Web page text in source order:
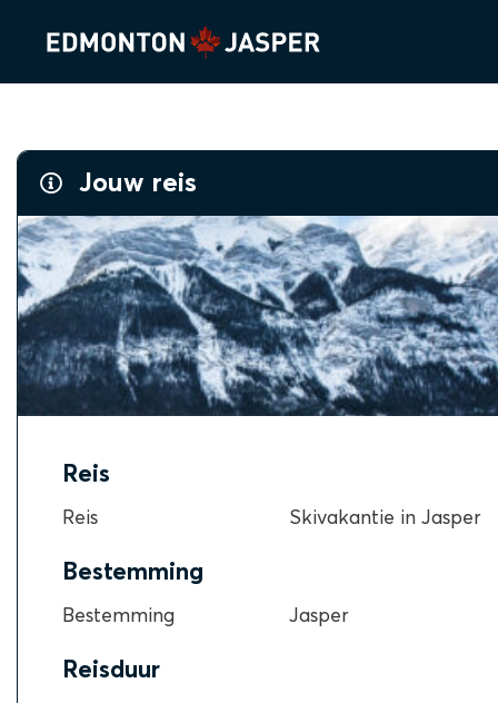
Jouw reis
Reis
Reis Skivakantie in Jasper
Bestemming
Bestemming Jasper
Reisduur